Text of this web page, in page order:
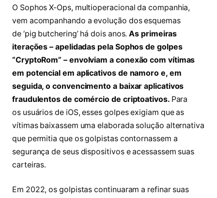
O Sophos X-Ops, multioperacional da companhia,
vem acompanhando a evolução dos esquemas
de ‘pig butchering’ há dois anos.As primeiras
iterações – apelidadas pela Sophos de golpes
“CryptoRom” – envolviam a conexão com vítimas
em potencial em aplicativos de namoro e, em
seguida, o convencimento a baixar aplicativos
fraudulentos de comércio de criptoativos. Para
os usuários de iOS, esses golpes exigiam que as
vítimas baixassem uma elaborada solução alternativa
que permitia que os golpistas contornassem a
segurança de seus dispositivos e acessassem suas
carteiras.
Em 2022, os golpistas continuaram a refinar suas